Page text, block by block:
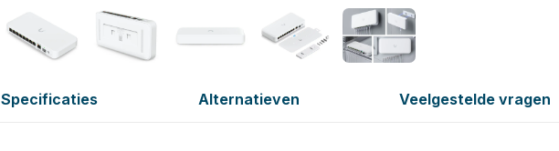
Specificaties Alternatieven Veelgestelde vragen